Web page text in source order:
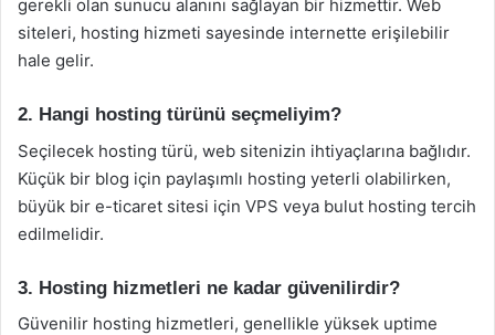
gerekli olan sunucu alanını sağlayan bir hizmettir. Web
siteleri, hosting hizmeti sayesinde internette erişilebilir
hale gelir.
2. Hangi hosting türünü seçmeliyim?
Seçilecek hosting türü, web sitenizin ihtiyaçlarına bağlıdır.
Küçük bir blog için paylaşımlı hosting yeterli olabilirken,
büyük bir e-ticaret sitesi için VPS veya bulut hosting tercih
edilmelidir.
3. Hosting hizmetleri ne kadar güvenilirdir?
Güvenilir hosting hizmetleri, genellikle yüksek uptime